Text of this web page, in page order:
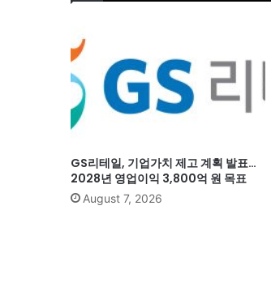
GS리테일, 기업가치 제고 계획 발표…
2028년 영업이익 3,800억 원 목표
August 7, 2026